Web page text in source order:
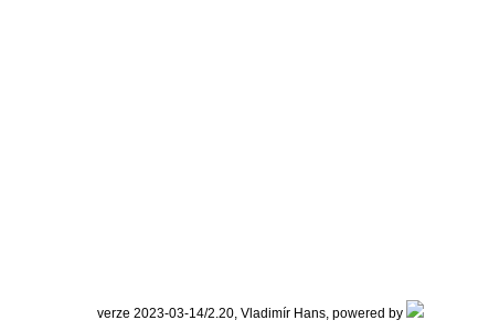
verze 2023-03-14/2.20, Vladimír Hans, powered by